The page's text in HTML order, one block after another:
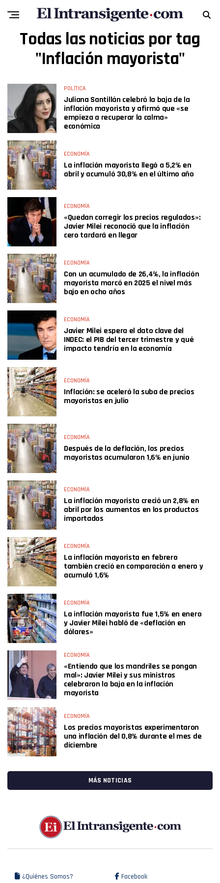
Todas las noticias por tag
"Inflación mayorista"
POLÍTICA
Juliana Santillán celebró la baja de la
inflación mayorista y afirmó que «se
empieza a recuperar la calma»
económica
ECONOMÍA
La inflación mayorista llegó a 5,2% en
abril y acumuló 30,8% en el último año
ECONOMÍA
«Quedan corregir los precios regulados»:
Javier Milei reconoció que la inflación
cero tardará en llegar
ECONOMÍA
Con un acumulado de 26,4%, la inflación
mayorista marcó en 2025 el nivel más
bajo en ocho años
ECONOMÍA
Javier Milei espera el dato clave del
INDEC: el PIB del tercer trimestre y qué
impacto tendría en la economía
ECONOMÍA
Inflación: se aceleró la suba de precios
mayoristas en julio
ECONOMÍA
Después de la deflación, los precios
mayoristas acumularon 1,6% en junio
ECONOMÍA
La inflación mayorista creció un 2,8% en
abril por los aumentos en los productos
importados
ECONOMÍA
La inflación mayorista en febrero
también creció en comparación a enero y
acumuló 1,6%
ECONOMÍA
La inflación mayorista fue 1,5% en enero
y Javier Milei habló de «deflación en
dólares»
ECONOMÍA
«Entiendo que los mandriles se pongan
mal»: Javier Milei y sus ministros
celebraron la baja en la inflación
mayorista
ECONOMÍA
Los precios mayoristas experimentaron
una inflación del 0,8% durante el mes de
diciembre
MÁS NOTICIAS
¿Quiénes Somos? Facebook